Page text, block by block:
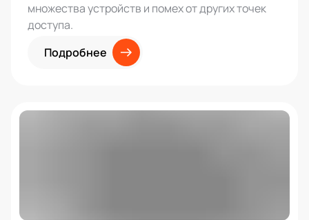
множества устройств и помех от других точек
доступа.
Подробнее